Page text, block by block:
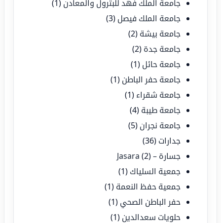
جامعة الملك فهد للبترول والمعادن (1)
جامعة الملك فيصل (3)
جامعة بيشة (2)
جامعة جدة (2)
جامعة حائل (1)
جامعة حفر الباطن (1)
جامعة شقراء (1)
جامعة طيبة (4)
جامعة نجران (5)
جدارات (36)
جسارة – Jasara(2)
جمعية السلياك (1)
جمعية حفظ النعمة (1)
حفر الباطن الصحي (1)
حلويات سعدالدين (1)